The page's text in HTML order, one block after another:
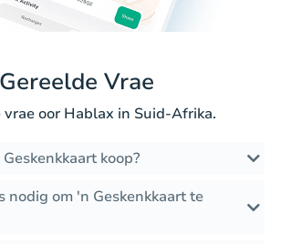
Gereelde Vrae
vrae oor Hablax in Suid-Afrika.
koop?
nodig om 'n Geskenkkaart te